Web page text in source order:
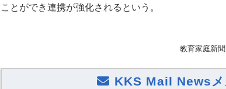
ことができ連携が強化されるという。
教育家庭新
KKS Mail News